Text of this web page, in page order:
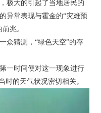
极大的引起了当地居民的
异常表现与霍金的“灾难预
兆。
众猜测，“绿色天空”的存
一时间便对这一现象进行
时的天气状况密切相关。